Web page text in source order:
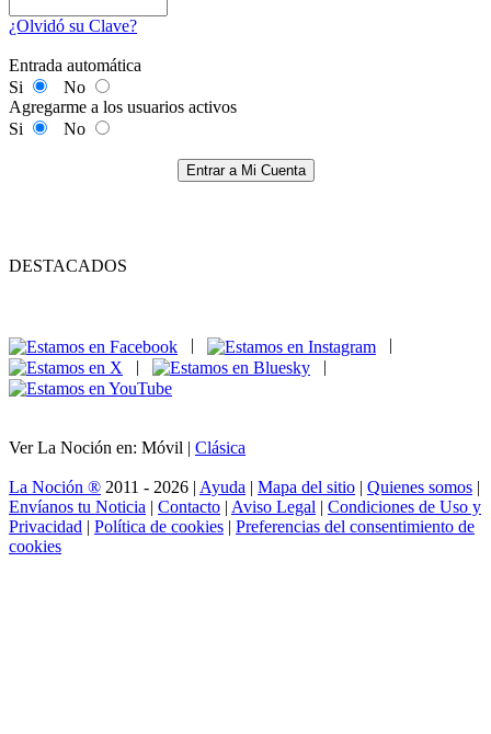
¿Olvidó su Clave?
Entrada automática
Si
No
Agregarme a los usuarios activos
Si
No
Entrar a Mi Cuenta
DESTACADOS
|
|
|
|
Ver La Noción en: Móvil | Clásica
La Noción ® 2011 - 2026 | Ayuda | Mapa del sitio | Quienes somos |
Envíanos tu Noticia | Contacto | Aviso Legal | Condiciones de Uso y
Privacidad | Política de cookies | Preferencias del consentimiento de
cookies